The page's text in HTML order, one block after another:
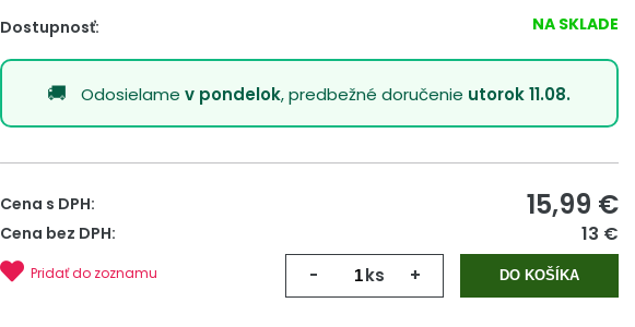
Dostupnosť:
NA SKLADE
Odosielamev pondelok, predbežné doručenie utorok 11.08.
Cena s DPH: 15,99 €
Cena bez DPH: 13 €
- ks + DO KOŠÍKA
Pridať do zoznamu